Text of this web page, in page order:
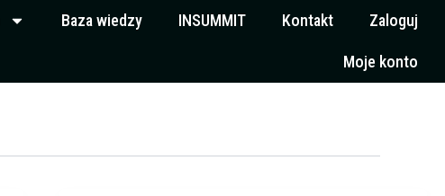
Baza wiedzy INSUMMIT Kontakt Zaloguj
Moje konto